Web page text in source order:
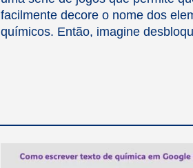
facilmente decore o nome dos
químicos. Então, imagine